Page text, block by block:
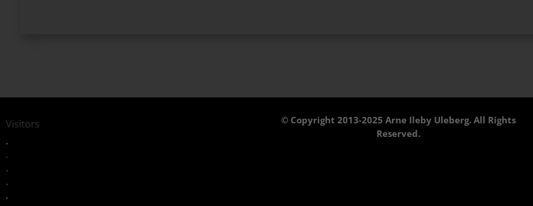
Visitors
© Copyright 2013-2025 Arne Ileby Uleberg. All Rights
Reserved.